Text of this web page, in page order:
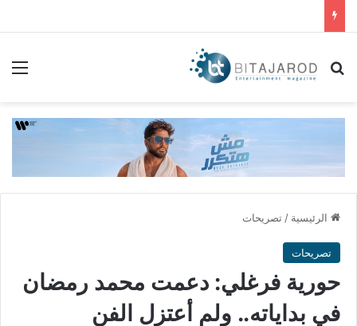
بحث عن
الرئيسية / تصريحات
تصريحات
حورية فرغلي: دعمت محمد رمضان
في بداياته.. ولم أعتزل الفن